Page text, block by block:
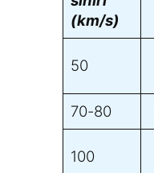
(km/s)
50
70-80
100